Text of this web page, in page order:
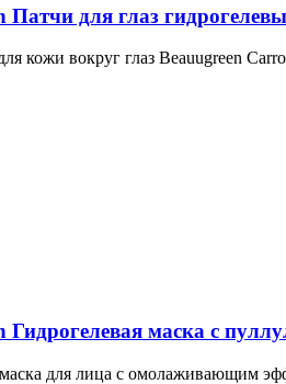
Патчи для глаз
кожи вокруг глаз Beauugreen
Гидрогелевая маска с
для лица с омолаживающим